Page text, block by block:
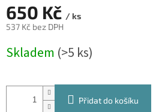
650 Kč / ks
537 Kč bez DPH
cena:
Skladem (>5 ks)
Přidat do košíku